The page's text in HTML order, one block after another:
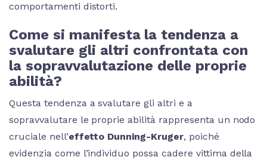
comportamenti distorti.
Come si manifesta la tendenza a
svalutare gli altri confrontata con
la sopravvalutazione delle proprie
abilità?
Questa tendenza a svalutare gli altri e a
sopravvalutare le proprie abilità rappresenta un nodo
cruciale nell’effetto Dunning-Kruger, poiché
evidenzia come l’individuo possa cadere vittima della